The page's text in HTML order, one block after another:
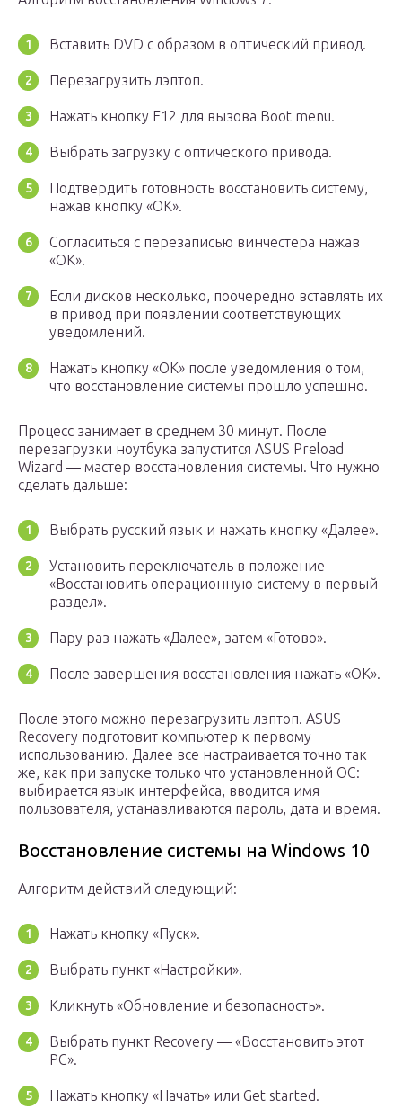
Вставить DVD с образом в оптический привод.
Перезагрузить лэптоп.
Нажать кнопку F12 для вызова Boot menu.
Выбрать загрузку с оптического привода.
Подтвердить готовность восстановить систему,
нажав кнопку «ОК».
Согласиться с перезаписью винчестера нажав
«ОК».
Если дисков несколько, поочередно вставлять их
в привод при появлении соответствующих
уведомлений.
Нажать кнопку «ОК» после уведомления о том,
что восстановление системы прошло успешно.
Процесс занимает в среднем 30 минут. После
перезагрузки ноутбука запустится ASUS Preload
Wizard — мастер восстановления системы. Что нужно
сделать дальше:
Выбрать русский язык и нажать кнопку «Далее».
Установить переключатель в положение
«Восстановить операционную систему в первый
раздел».
Пару раз нажать «Далее», затем «Готово».
После завершения восстановления нажать «ОК».
После этого можно перезагрузить лэптоп. ASUS
Recovery подготовит компьютер к первому
использованию. Далее все настраивается точно так
же, как при запуске только что установленной ОС:
выбирается язык интерфейса, вводится имя
пользователя, устанавливаются пароль, дата и время.
Восстановление системы на Windows 10
Алгоритм действий следующий:
Нажать кнопку «Пуск».
Выбрать пункт «Настройки».
Кликнуть «Обновление и безопасность».
Выбрать пункт Recovery — «Восстановить этот
PC».
Нажать кнопку «Начать» или Get started.